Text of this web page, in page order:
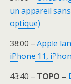
un appareil
optique)
38:00 – Apple
iPhone 11,
43:40 – TOPO –